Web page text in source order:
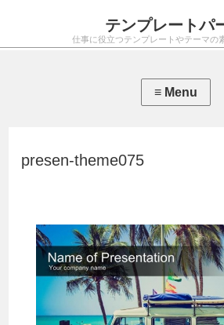
テンプレートパ
仕事に役立つテンプレートやテーマの
presen-theme075